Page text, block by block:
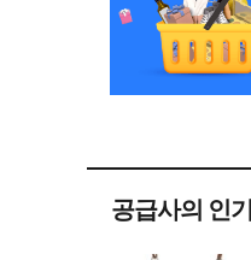
공급사의 인